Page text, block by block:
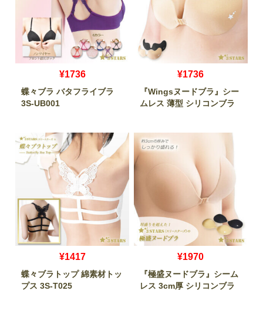
¥1736
蝶々ブラ バタフライブラ
3S-UB001
¥1736
『Wingsヌードブラ』シー
ムレス 薄型 シリコンブラ
¥1417
蝶々ブラトップ 綿素材トッ
プス 3S-T025
¥1970
『極盛ヌードブラ』シーム
レス 3cm厚 シリコンブラ